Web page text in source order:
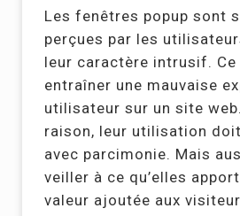
Les fenêtres popup sont
perçues par les
leur caractère intrusif. Ce
entraîner une mauvaise
utilisateur sur un site
raison, leur utilisation
avec parcimonie. Mais
veiller à ce qu’elles
valeur ajoutée aux